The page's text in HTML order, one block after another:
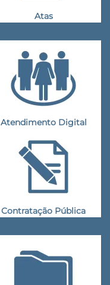
Atas
Atendimento Digital
Contratação Pública